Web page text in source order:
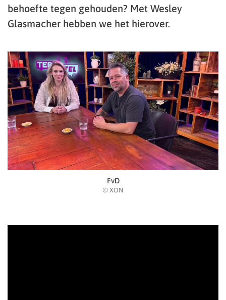
behoefte tegen gehouden? Met Wesley
Glasmacher hebben we het hierover.
FvD
© XON